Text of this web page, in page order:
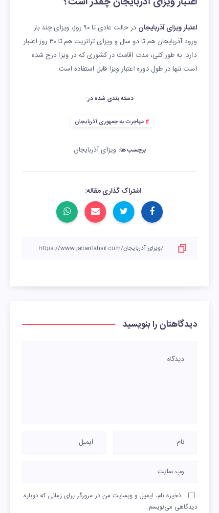
اعتبار ویزای آذربایجان
در حالت عادی تا ۹۰ روز، ویزای چند بار
ورود آذربایجان هم تا دو سال و ویزای ترانزیت هم تا ۳۰ روز اعتبار
دارد. به طور کلی، مدت اقامت در کشوری که در ویزا درج شده
است تنها در طول دوره اعتبار ویزا قابل استفاده است.
دسته بندی شده در:
مهاجرت به جمهوری آذربایجان
برچسب ها: ویزای آذربایجان
اشتراک گذاری مقاله:
دیدگاهتان را بنویسید
ذخیره نام، ایمیل و وبسایت من در مرورگر برای زمانی که دوباره
دیدگاهی می‌نویسم.